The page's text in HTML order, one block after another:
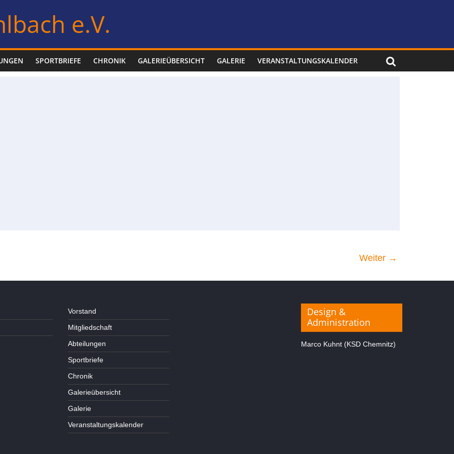
e.V.
SPORTBRIEFE CHRONIK GALERIEÜBERSICHT GALERIE VERANSTALTUNGSKALENDER
Weiter →
Vorstand
Mitgliedschaft
Abteilungen
Sportbriefe
Chronik
Galerieübersicht
Galerie
Veranstaltungskalender
Design &
Administration
Marco Kuhnt (KSD Chemnitz)